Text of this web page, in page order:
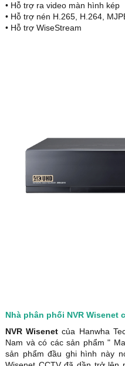
• Hỗ trợ ra video màn hình kép
• Hỗ trợ nén H.265, H.264,
• Hỗ trợ WiseStream
Nhà phân phối NVR Wisenet
NVR Wisenet của Hanwha
Nam và có các sản phẩm "
sản phẩm đầu ghi hình này